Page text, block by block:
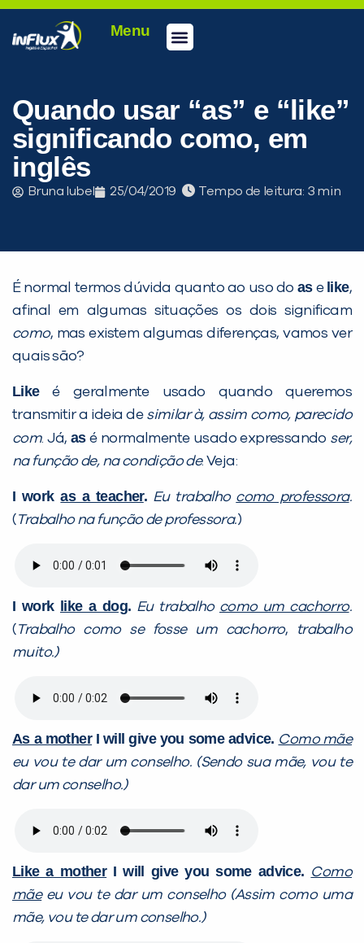
Menu
Quando usar “as” e “like”
significando como, em
inglês
Bruna Iubel 25/04/2019 Tempo de leitura:
É normal termos dúvida quanto ao uso do ase like,
afinal em algumas situações os dois significam
como, mas existem algumas diferenças, vamos ver
quais são?
Likeé geralmente usado quando queremos
transmitir a ideia de similar à, assim como, parecido
com. Já, asé normalmente usado expressando ser,
na função de, na condição de. Veja:
I workas a teacher. Eu trabalho como professora.
(Trabalho na função de professora.)
I work like a dog. Eu trabalho como um cachorro.
(Trabalho como se fosse um cachorro,
trabalho
muito.)
As a motherI will give you some advice. Como mãe
eu vou te dar um conselho. (Sendo sua mãe, vou te
dar um conselho.)
Like a motherI will give you some advice. Como
mãeeu vou te dar um conselho (Assim como uma
mãe, vou te dar um conselho.)